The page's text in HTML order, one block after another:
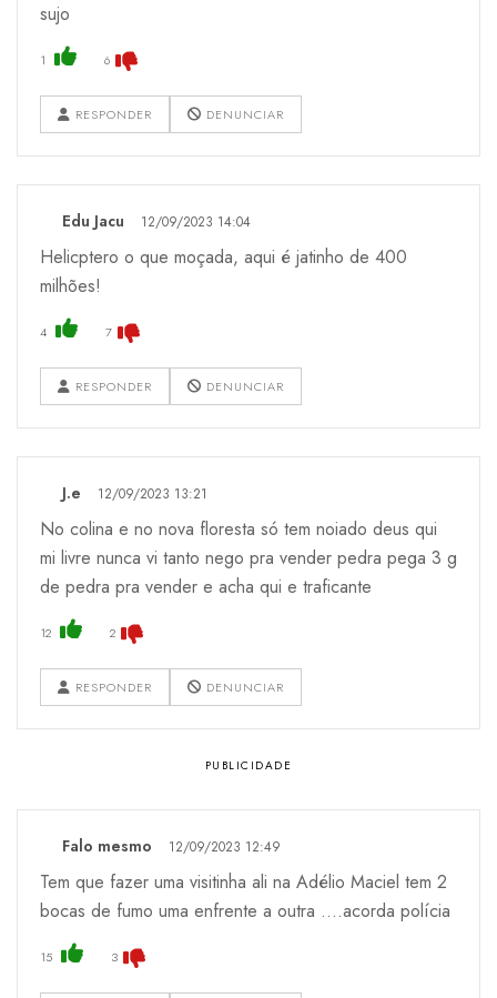
sujo
1 6
RESPONDER DENUNCIAR
Edu Jacu 12/09/2023 14:04
Helicptero o que moçada, aqui é jatinho de 400
milhões!
4 7
RESPONDER DENUNCIAR
J.e 12/09/2023 13:21
No colina e no nova floresta só tem noiado deus qui
mi livre nunca vi tanto nego pra vender pedra pega 3 g
de pedra pra vender e acha qui e traficante
12 2
RESPONDER DENUNCIAR
Falo mesmo 12/09/2023 12:49
Tem que fazer uma visitinha ali na Adélio Maciel tem 2
bocas de fumo uma enfrente a outra ....acorda polícia
15 3